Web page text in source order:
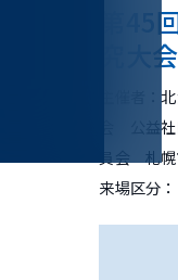
第
究大
主催者：
会 公益
員会 札幌
来場区分